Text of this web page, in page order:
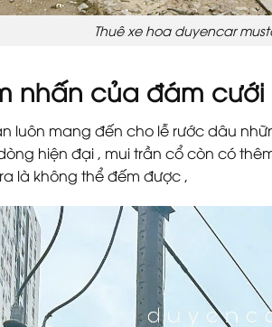
Thuê xe hoa duyencar
nhấn của đám cưới
luôn mang đến cho lễ rước dâu
hiện đại , mui trần cổ còn có
là không thể đếm được ,